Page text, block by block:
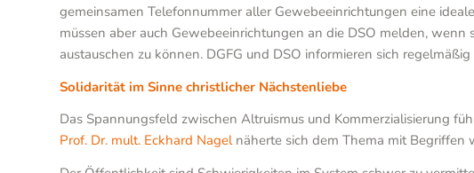
gemeinsamen Telefonnummer aller Gewebeeinrichtungen eine
müssen aber auch Gewebeeinrichtungen an die DSO melden,
austauschen zu können. DGFG und DSO informieren sich
Solidarität im Sinne christlicher Nächstenliebe
Das Spannungsfeld zwischen Altruismus und Kommerzialisierung
Prof. Dr. mult. Eckhard Nagelnäherte sich dem Thema mit Begriffen